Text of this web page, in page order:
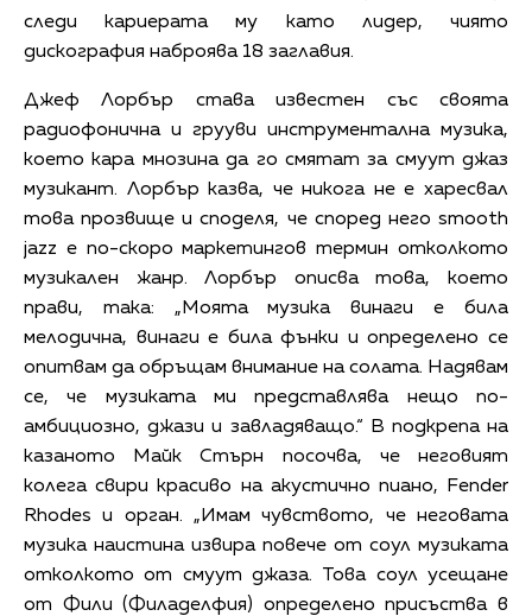
следи кариерата му като лидер, чиято
дискография наброява 18 заглавия.
Джеф Лорбър става известен със своята
радиофонична и грууви инструментална музика,
което кара мнозина да го смятат за смуут джаз
музикант. Лорбър казва, че никога не е харесвал
това прозвище и споделя, че според него smooth
jazz е по-скоро маркетингов термин отколкото
музикален жанр. Лорбър описва това, което
прави, така: „Моята музика винаги е била
мелодична, винаги е била фънки и определено се
опитвам да обръщам внимание на солата. Надявам
се, че музиката ми представлява нещо по-
амбициозно, джази и завладяващо.“ В подкрепа на
казаното Майк Стърн посочва, че неговият
колега свири красиво на акустично пиано, Fender
Rhodes и орган. „Имам чувството, че неговата
музика наистина извира повече от соул музиката
отколкото от смуут джаза. Това соул усещане
от Фили (Филаделфия) определено присъства в